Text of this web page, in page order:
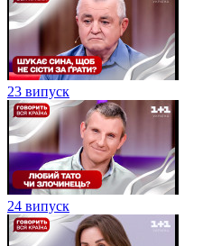
23 випуск
24 випуск